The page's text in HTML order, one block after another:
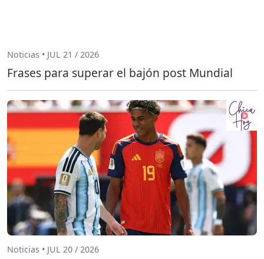
Noticias • JUL 21 / 2026
Frases para superar el bajón post Mundial
Noticias • JUL 20 / 2026